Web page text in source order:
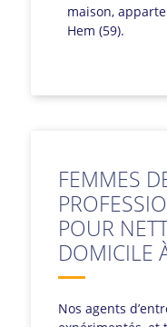
maison,
Hem (59).
FEMMES
POUR
DOMICILE
Nos agents